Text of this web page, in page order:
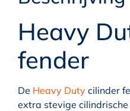
Heavy
fender
De Heavy Duty cilinder
extra stevige